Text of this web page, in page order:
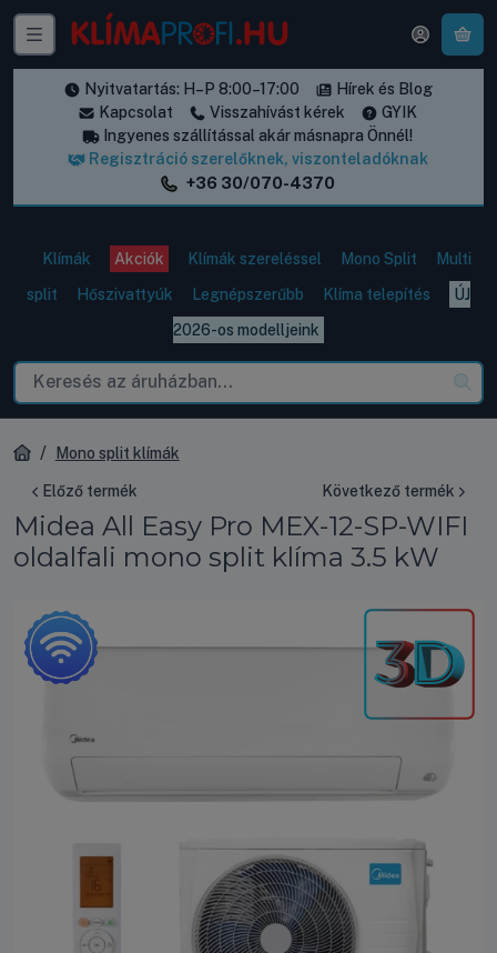
Nyitvatartás: H–P 8:00–17:00
Hírek és Blog
Kapcsolat
Visszahívást kérek
GYIK
Ingyenes szállítással akár másnapra Önnél!
Regisztráció szerelőknek, viszonteladóknak
+36 30/070-4370
Klímák Akciók Klímák szereléssel Mono Split
Multi
split
Hőszivattyúk Legnépszerűbb Klíma telepítés
ÚJ
2026-os modelljeink
Mono split klímák
Előző termék Következő termék
Midea All Easy Pro MEX-12-SP-WIFI
oldalfali mono split klíma 3.5 kW